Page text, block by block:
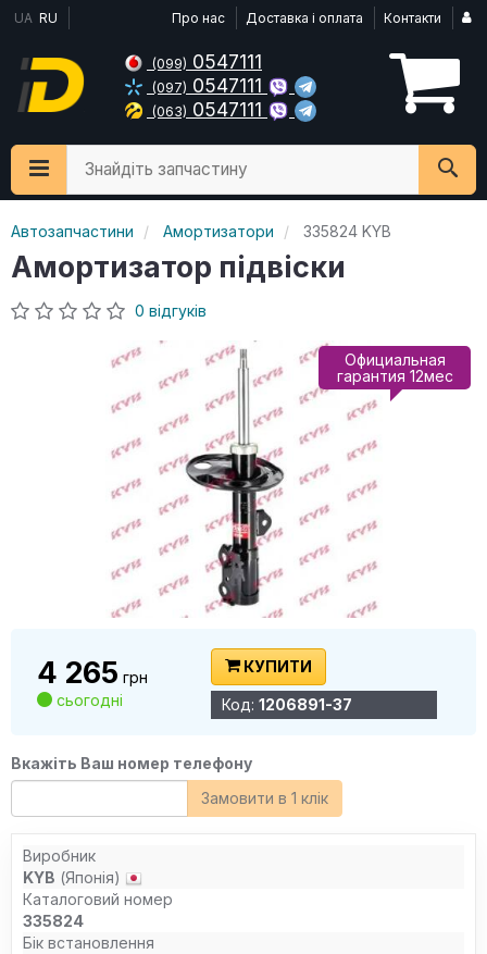
UA RU Про нас Доставка і оплата Контакти
(099) 0547111
(097) 0547111
(063) 0547111
Знайдіть запчастину
Автозапчастини Амортизатори 335824 KYB
Амортизатор підвіски
0 відгуків
Официальная
гарантия 12мес
4 265 грн
сьогодні
КУПИТИ
Код: 1206891-37
Вкажіть Ваш номер телефону
Замовити в 1 клік
Виробник
KYB (Японія)
Каталоговий номер
335824
Бік встановлення